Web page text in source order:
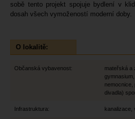
sobě tento projekt spojuje bydlení v
dosah všech vymožeností moderní doby.
O lokalitě:
Občanská vybavenost:
mateřská a
nemocnice,
divadla)
Infrastruktura: kanalizace,